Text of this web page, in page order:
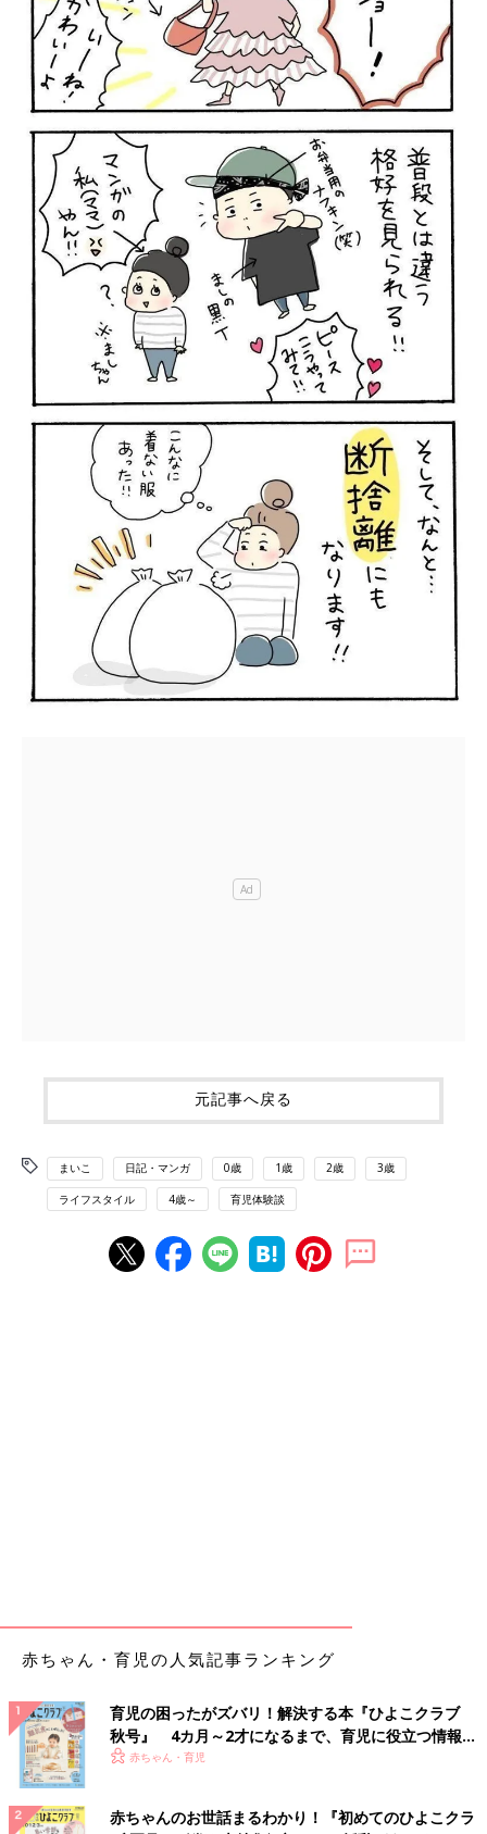
元記事へ戻る
まいこ 日記・マンガ 0歳 1歳 2歳 3歳
ライフスタイル 4歳～ 育児体験談
赤ちゃん・育児の人気記事ランキング
育児の困ったがズバリ！解決する本『ひよこクラブ
秋号』 4カ月～2才になるまで、育児に役立つ情報が
いっぱい！
赤ちゃん・育児
赤ちゃんのお世話まるわかり！『初めてのひよこクラ